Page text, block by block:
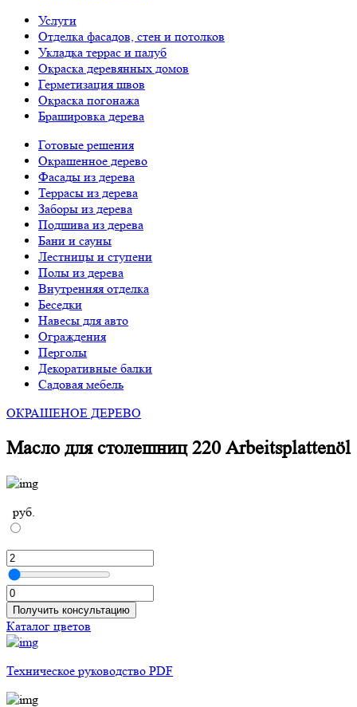
Услуги
Отделка фасадов, стен и потолков
Укладка террас и палуб
Окраска деревянных домов
Герметизация швов
Окраска погонажа
Брашировка дерева
Готовые решения
Окрашенное дерево
Фасады из дерева
Террасы из дерева
Заборы из дерева
Подшива из дерева
Бани и сауны
Лестницы и ступени
Полы из дерева
Внутренняя отделка
Беседки
Навесы для авто
Ограждения
Перголы
Декоративные балки
Садовая мебель
ОКРАШЕНОЕ ДЕРЕВО
Масло для столешниц 220 Arbeitsplattenöl
руб.
Получить консультацию
Каталог цветов
Техническое руководство PDF